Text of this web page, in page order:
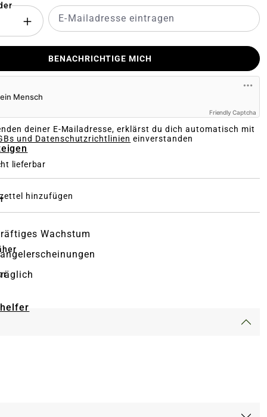
BENACHRICHTIGE MICH
Friendly Captcha
deiner E-Mailadresse, erklärst du dich automatisch mit
und Datenschutzrichtlinien einverstanden
lieferbar
hinzufügen
Wachstum